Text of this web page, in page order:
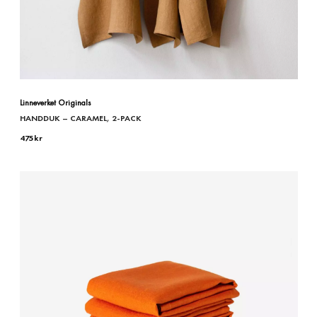
Linneverket Originals
HANDDUK – CARAMEL, 2-PACK
475kr